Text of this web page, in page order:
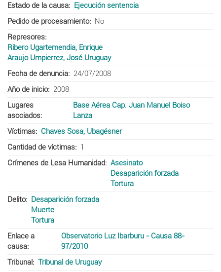
Estado de la causa
Ejecución sentencia
Pedido de procesamiento
No
Represores
Ribero Ugartemendia, Enrique
Araujo Umpierrez, José Uruguay
Fecha de denuncia
24/07/2008
Año de inicio
2008
Lugares
asociados
Base Aérea Cap. Juan Manuel Boiso
Lanza
Víctimas
Chaves Sosa, Ubagésner
Cantidad de víctimas
1
Crímenes de Lesa Humanidad
Asesinato
Desaparición forzada
Tortura
Delito
Desaparición forzada
Muerte
Tortura
Enlace a
causa
Observatorio Luz Ibarburu - Causa 88-
97/2010
Tribunal
Tribunal de Uruguay